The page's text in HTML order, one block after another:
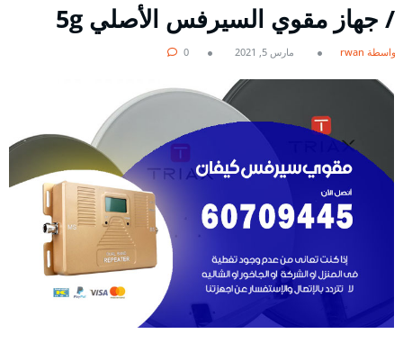
/ جهاز مقوي السيرفس الأصلي 5g
بواسطة rwan مارس 5, 2021 0